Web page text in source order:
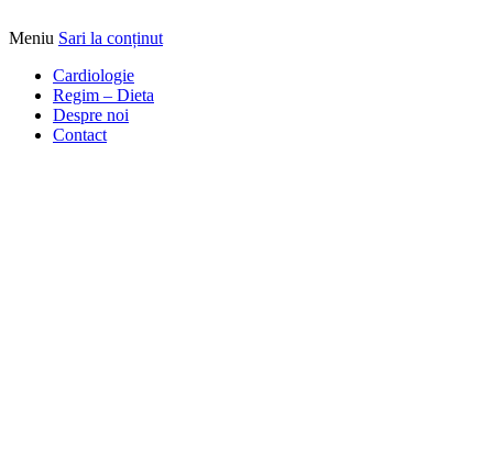
DrBendo.ro
Alimentatia sa iti fie medicatia
Meniu Sari la conținut
Cardiologie
Regim – Dieta
Despre noi
Contact